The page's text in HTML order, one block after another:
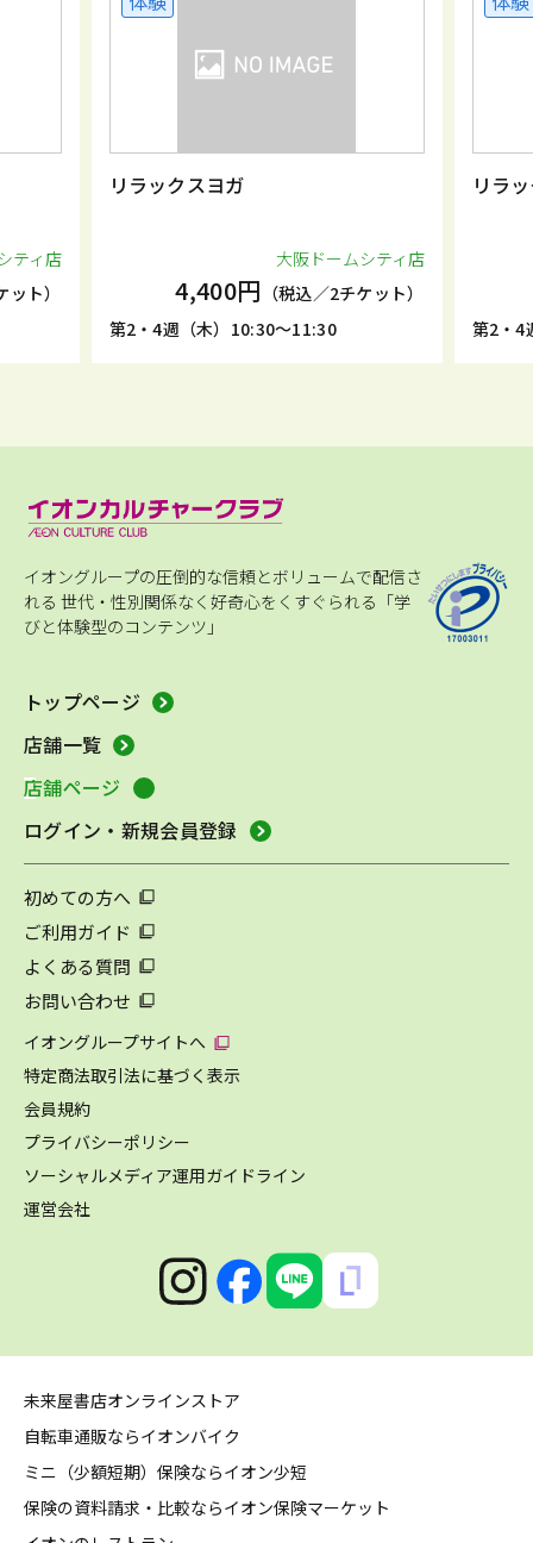
ティ店
ト）
リラックスヨガ
大阪ドームシティ店
4,400円 （税込／2チケット）
第2・4週（木）10:30～11:30
リラ
第2・4
イオングループの圧倒的な信頼とボリュームで配信さ
れる 世代・性別関係なく好奇心をくすぐられる「学
びと体験型のコンテンツ」
トップページ
店舗一覧
店舗ページ
ログイン・新規会員登録
初めての方へ
ご利用ガイド
よくある質問
お問い合わせ
イオングループサイトへ
特定商法取引法に基づく表示
会員規約
プライバシーポリシー
ソーシャルメディア運用ガイドライン
運営会社
未来屋書店オンラインストア
自転車通販ならイオンバイク
ミニ（少額短期）保険ならイオン少短
保険の資料請求・比較ならイオン保険マーケット